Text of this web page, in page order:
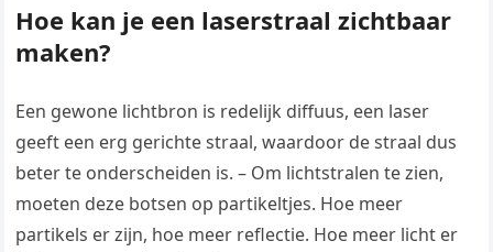
Hoe kan je een laserstraal zichtbaar
maken?
Een gewone lichtbron is redelijk diffuus, een laser
geeft een erg gerichte straal, waardoor de straal dus
beter te onderscheiden is. – Om lichtstralen te zien,
moeten deze botsen op partikeltjes. Hoe meer
partikels er zijn, hoe meer reflectie. Hoe meer licht er